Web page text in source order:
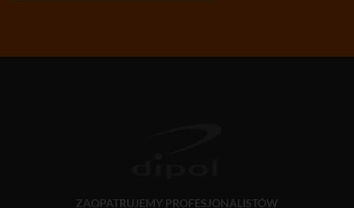
ZAOPATRUJEMY PROFESJONALISTÓW